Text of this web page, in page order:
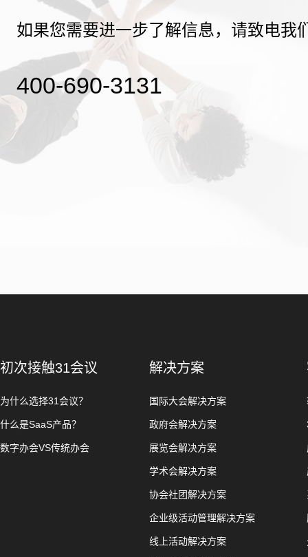
如果您需要进一步了解信息，请致电我
400-690-3131
初次接触31会议
为什么选择31会议？
什么是SaaS产品？
数字办会VS传统办会
解决方案
国际大会解决方案
政府会解决方案
展览会解决方案
学术会解决方案
协会社团解决方案
企业级活动管理解决方案
线上活动解决方案